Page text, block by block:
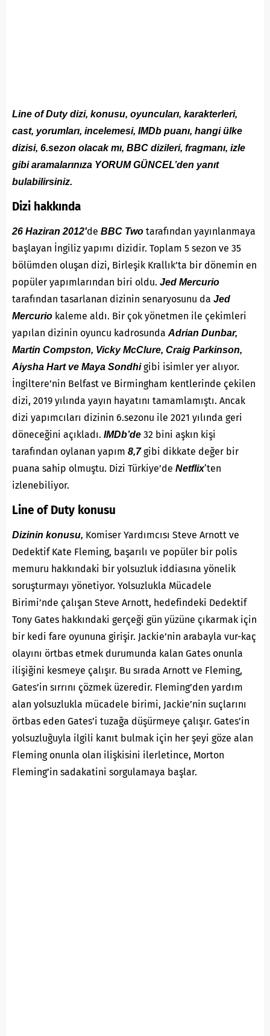
Line of Duty dizi, konusu, oyuncuları, karakterleri,
cast, yorumları, incelemesi, IMDb puanı, hangi ülke
dizisi, 6.sezon olacak mı, BBC dizileri, fragmanı, izle
gibi aramalarınıza YORUM GÜNCEL’den yanıt
bulabilirsiniz.
Dizi hakkında
26 Haziran 2012′de BBC Two tarafından yayınlanmaya
başlayan İngiliz yapımı dizidir. Toplam 5 sezon ve 35
bölümden oluşan dizi, Birleşik Krallık’ta bir dönemin en
popüler yapımlarından biri oldu. Jed Mercurio
tarafından tasarlanan dizinin senaryosunu da Jed
Mercurio kaleme aldı. Bir çok yönetmen ile çekimleri
yapılan dizinin oyuncu kadrosunda Adrian Dunbar,
Martin Compston, Vicky McClure, Craig Parkinson,
Aiysha Hart ve Maya Sondhigibi isimler yer alıyor.
İngiltere’nin Belfast ve Birmingham kentlerinde çekilen
dizi, 2019 yılında yayın hayatını tamamlamıştı. Ancak
dizi yapımcıları dizinin 6.sezonu ile 2021 yılında geri
döneceğini açıkladı. IMDb’de 32 bini aşkın kişi
tarafından oylanan yapım 8,7gibi dikkate değer bir
puana sahip olmuştu. Dizi Türkiye’de Netflix‘ten
izlenebiliyor.
Line of Duty konusu
Dizinin konusu, Komiser Yardımcısı Steve Arnott ve
Dedektif Kate Fleming, başarılı ve popüler bir polis
memuru hakkındaki bir yolsuzluk iddiasına yönelik
soruşturmayı yönetiyor. Yolsuzlukla Mücadele
Birimi’nde çalışan Steve Arnott, hedefindeki Dedektif
Tony Gates hakkındaki gerçeği gün yüzüne çıkarmak için
bir kedi fare oyununa girişir. Jackie’nin arabayla vur-kaç
olayını örtbas etmek durumunda kalan Gates onunla
ilişiğini kesmeye çalışır. Bu sırada Arnott ve Fleming,
Gates’in sırrını çözmek üzeredir. Fleming’den yardım
alan yolsuzlukla mücadele birimi, Jackie’nin suçlarını
örtbas eden Gates’i tuzağa düşürmeye çalışır. Gates’in
yolsuzluğuyla ilgili kanıt bulmak için her şeyi göze alan
Fleming onunla olan ilişkisini ilerletince, Morton
Fleming’in sadakatini sorgulamaya başlar.